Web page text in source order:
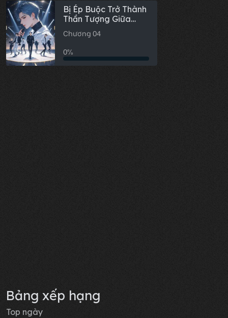
Bị Ép Buộc Trở Thành
Thần Tượng Giữa
Cuộc Thi Tuyển Chọn
Nhóm Nhạc Nam
Chương 04
0%
Bảng xếp hạng
Top ngày